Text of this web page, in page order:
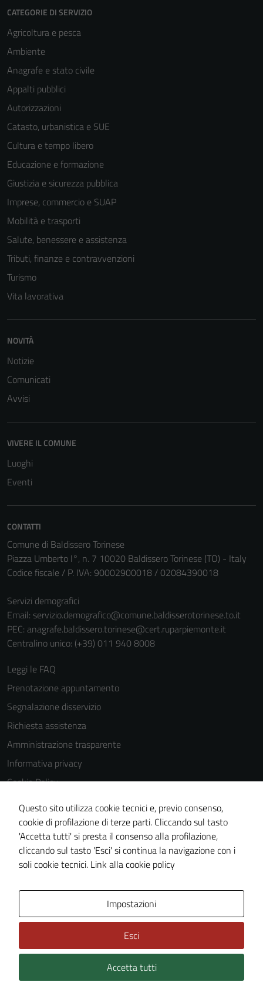
CATEGORIE DI SERVIZIO
Agricoltura e pesca
Ambiente
Anagrafe e stato civile
Appalti pubblici
Autorizzazioni
Catasto, urbanistica e SUE
Cultura e tempo libero
Educazione e formazione
Giustizia e sicurezza pubblica
Imprese, commercio e SUAP
Mobilità e trasporti
Salute, benessere e assistenza
Tributi, finanze e contravvenzioni
Turismo
Vita lavorativa
NOVITÀ
Notizie
Comunicati
Avvisi
VIVERE IL COMUNE
Luoghi
Eventi
CONTATTI
Comune di Baldissero Torinese
Piazza Umberto I°, n. 7 10020 Baldissero Torinese (TO) - Italy
Codice fiscale / P. IVA: 90002900018 / 02084390018
Servizi demografici
Email: servizio.demografico@comune.baldisserotorinese.to.it
PEC: anagrafe.baldissero.torinese@cert.ruparpiemonte.it
Centralino unico: (+39) 011 940 8008
Leggi le FAQ
Prenotazione appuntamento
Segnalazione disservizio
Richiesta assistenza
Amministrazione trasparente
Informativa privacy
Cookie Policy
Note legali
Dichiarazione di accessibilità
Meccanismo di feedback
Piano di miglioramento del sito
Technical Design s.r.l.
Questo sito utilizza cookie tecnici e, previo consenso,
cookie di profilazione di terze parti. Cliccando sul tasto
'Accetta tutti' si presta il consenso alla profilazione,
cliccando sul tasto 'Esci' si continua la navigazione con i
soli cookie tecnici. Link alla cookie policy
Impostazioni
Esci
Accetta tutti